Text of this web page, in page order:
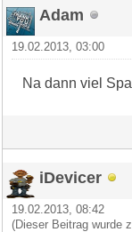
Adam
19.02.2013, 03:00
Na dann viel
iDevicer
19.02.2013, 08:42
(Dieser Beitrag wurde